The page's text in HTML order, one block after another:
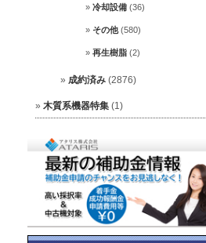
冷却設備(36)
その他(580)
再生樹脂(2)
成約済み(2876)
木質系機器特集(1)